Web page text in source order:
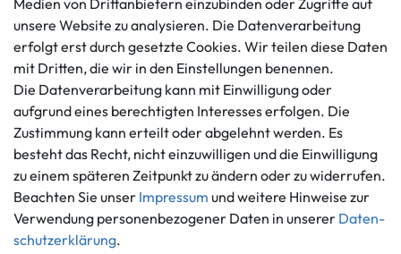
info@gameworld.de
Kontaktformular
Impressum
Datenschutzerklärung
Widerrufs­recht
Vertrag widerrufen
Informationen
Über uns
Häufig gestellte Fragen
Zahlung und Versand
Zahlungsmöglichkeiten
Medien von Drittanbietern einzubinden oder Zugriffe auf
unsere Website zu analysieren. Die Datenverarbeitung
erfolgt erst durch gesetzte Cookies. Wir teilen diese Daten
mit Dritten, die wir in den Einstellungen benennen.
Die Datenverarbeitung kann mit Einwilligung oder
aufgrund eines berechtigten Interesses erfolgen. Die
Zustimmung kann erteilt oder abgelehnt werden. Es
besteht das Recht, nicht einzuwilligen und die Einwilligung
zu einem späteren Zeitpunkt zu ändern oder zu widerrufen.
Beachten Sie unser Impressum und weitere Hinweise zur
Verwendung personenbezogener Daten in unserer Daten­
schutz­erklärung.